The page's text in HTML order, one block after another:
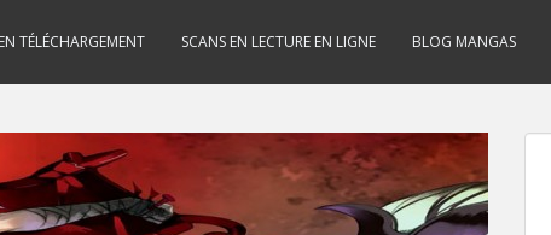
TÉLÉCHARGEMENT SCANS EN LECTURE EN LIGNE BLOG MANGAS